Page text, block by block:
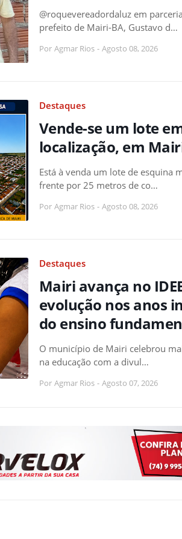
@roquevereadordaluz em
prefeito de Mairi-BA, Gustavo d…
Por Agmar Rios - Agosto 08, 2026
Destaques
Vende-se um lote
localização, em
Está à venda um lote de esquina
frente por 25 metros de co…
Por Agmar Rios - Agosto 08, 2026
Destaques
Mairi avança no
evolução nos anos
do ensino
O município de Mairi celebrou
na educação com a divul…
Por Agmar Rios - Agosto 07, 2026